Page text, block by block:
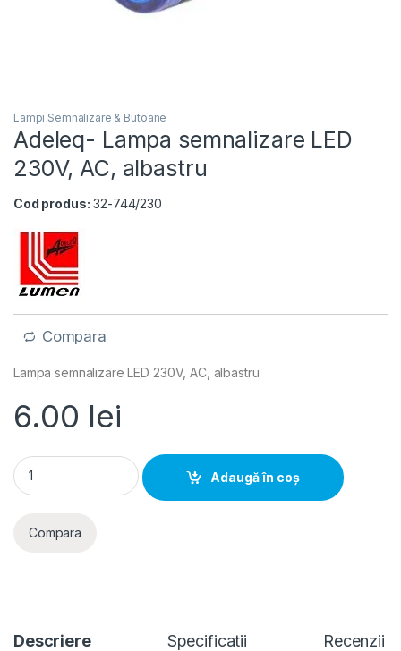
Lampi Semnalizare & Butoane
Adeleq- Lampa semnalizare LED
230V, AC, albastru
Cod produs: 32-744/230
Compara
Lampa semnalizare LED 230V, AC, albastru
6.00 lei
Adeleq- Lampa semnalizare LED 230V, AC, albastru quantity
Adaugă în coș
Compara
Descriere Specificatii Recenzii